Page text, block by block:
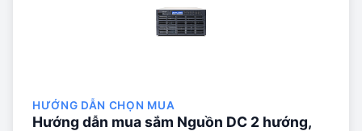
HƯỚNG DẪN CHỌN MUA
Hướng dẫn mua sắm Nguồn DC 2 hướng,